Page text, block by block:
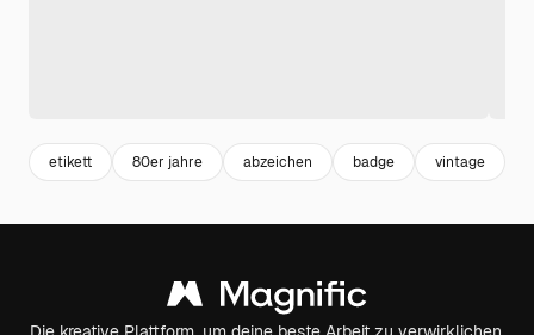
etikett 80er jahre abzeichen badge vintage